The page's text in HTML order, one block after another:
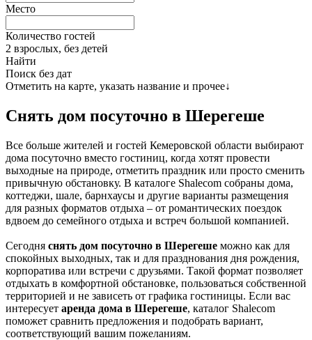
Место
Количество гостей
2 взрослых, без детей
Найти
Поиск без дат
Отметить на карте, указать название и прочее↓
Снять дом посуточно в Шерегеше
Все больше жителей и гостей Кемеровской области выбирают
дома посуточно вместо гостиниц, когда хотят провести
выходные на природе, отметить праздник или просто сменить
привычную обстановку. В каталоге Shalecom собраны дома,
коттеджи, шале, барнхаусы и другие варианты размещения
для разных форматов отдыха – от романтических поездок
вдвоем до семейного отдыха и встреч большой компанией.
Сегодня снять дом посуточно в Шерегеше можно как для
спокойных выходных, так и для празднования дня рождения,
корпоратива или встречи с друзьями. Такой формат позволяет
отдыхать в комфортной обстановке, пользоваться собственной
территорией и не зависеть от графика гостиницы. Если вас
интересует аренда дома в Шерегеше, каталог Shalecom
поможет сравнить предложения и подобрать вариант,
соответствующий вашим пожеланиям.